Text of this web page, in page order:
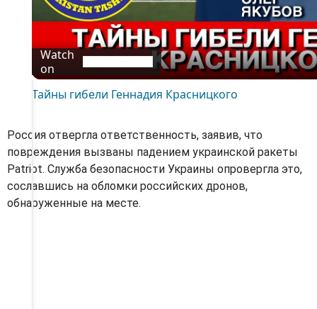
a
y
V
d
e
Watch
on
Тайны гибели Геннадия Красницкого
Россия отвергла ответственность, заявив, что
повреждения вызваны падением украинской ракеты
Patriot. Служба безопасности Украины опровергла это,
сославшись на обломки российских дронов,
обнаруженные на месте.